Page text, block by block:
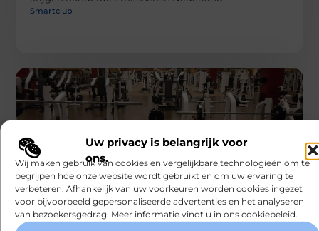
Uw privacy is belangrijk voor
ons.
Wij maken gebruik van cookies en vergelijkbare technologieën om te
begrijpen hoe onze website wordt gebruikt en om uw ervaring te
verbeteren. Afhankelijk van uw voorkeuren worden cookies ingezet
voor bijvoorbeeld gepersonaliseerde advertenties en het analyseren
van bezoekersgedrag. Meer informatie vindt u in ons cookiebeleid.
Smartclub
GEZONDHEID
Herstellen met vertrouwen: kies voor een
fysiotherapeut in Arnemuiden
Lichamelijke klachten kunnen je dagelijks
functioneren flink beïnvloeden. Of het nu gaat om rug-